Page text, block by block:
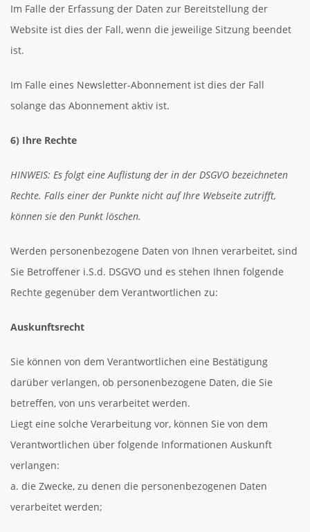
Im Falle der Erfassung der Daten zur Bereitstellung der
Website ist dies der Fall, wenn die jeweilige Sitzung beendet
ist.
Im Falle eines Newsletter-Abonnement ist dies der Fall
solange das Abonnement aktiv ist.
6) Ihre Rechte
HINWEIS: Es folgt eine Auflistung der in der DSGVO bezeichneten
Rechte. Falls einer der Punkte nicht auf Ihre Webseite zutrifft,
können sie den Punkt löschen.
Werden personenbezogene Daten von Ihnen verarbeitet, sind
Sie Betroffener i.S.d. DSGVO und es stehen Ihnen folgende
Rechte gegenüber dem Verantwortlichen zu:
Auskunftsrecht
Sie können von dem Verantwortlichen eine Bestätigung
darüber verlangen, ob personenbezogene Daten, die Sie
betreffen, von uns verarbeitet werden.
Liegt eine solche Verarbeitung vor, können Sie von dem
Verantwortlichen über folgende Informationen Auskunft
verlangen:
a. die Zwecke, zu denen die personenbezogenen Daten
verarbeitet werden;